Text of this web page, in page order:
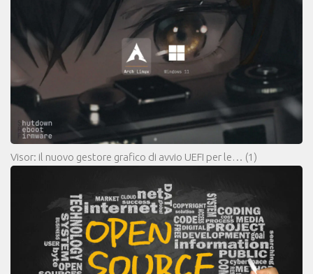
Visor: il nuovo gestore grafico di avvio UEFI per le… (1)